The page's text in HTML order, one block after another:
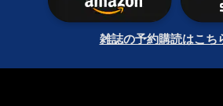
雑誌の予約購読はこち